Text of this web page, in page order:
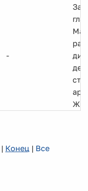
-
| Конец | Все